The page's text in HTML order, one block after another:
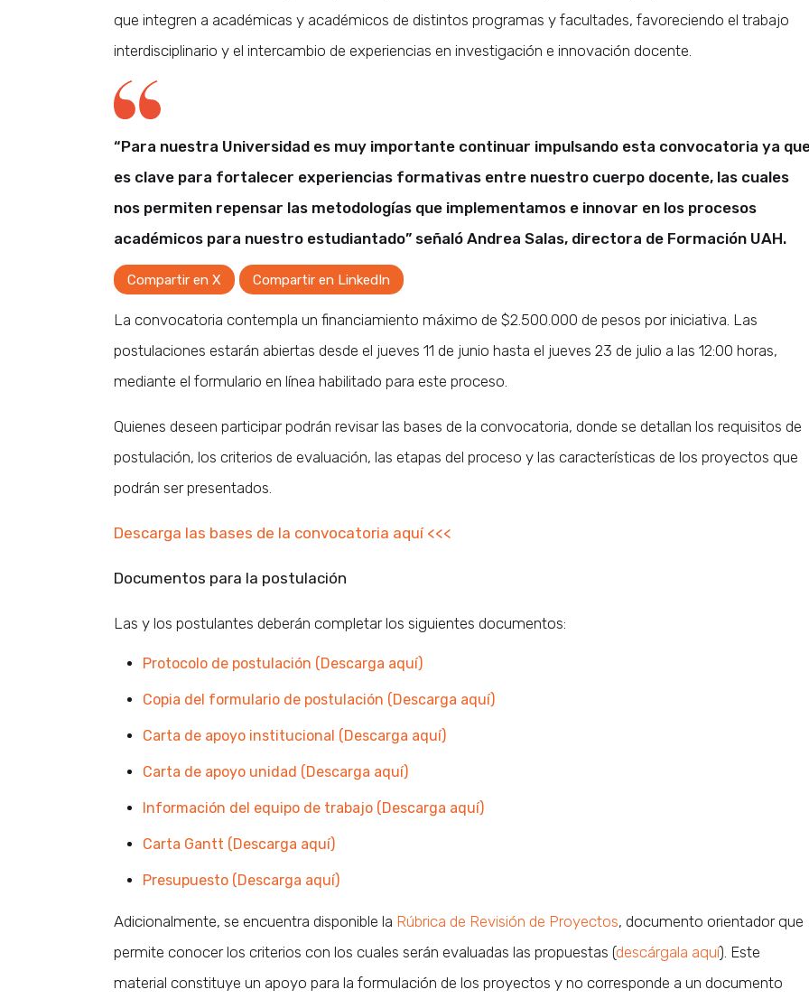
que integren a académicas y académicos de distintos programas y facultades, favoreciendo el trabajo
interdisciplinario y el intercambio de experiencias en investigación e innovación docente.
“Para nuestra Universidad es muy importante continuar impulsando esta convocatoria ya
es clave para fortalecer experiencias formativas entre nuestro cuerpo docente, las cuales
nos permiten repensar las metodologías que implementamos e innovar en los procesos
académicos para nuestro estudiantado” señaló Andrea Salas, directora de Formación UAH.
Compartir en X Compartir en LinkedIn
La convocatoria contempla un financiamiento máximo de $2.500.000 de pesos por iniciativa. Las
postulaciones estarán abiertas desde el jueves 11 de junio hasta el jueves 23 de julio a las 12:00 horas,
mediante el formulario en línea habilitado para este proceso.
Quienes deseen participar podrán revisar las bases de la convocatoria, donde se detallan los requisitos de
postulación, los criterios de evaluación, las etapas del proceso y las características de los proyectos que
podrán ser presentados.
Descarga las bases de la convocatoria aquí <<<
Documentos para la postulación
Las y los postulantes deberán completar los siguientes documentos:
Protocolo de postulación (Descarga aquí)
Copia del formulario de postulación (Descarga aquí)
Carta de apoyo institucional (Descarga aquí)
Carta de apoyo unidad (Descarga aquí)
Información del equipo de trabajo (Descarga aquí)
Carta Gantt (Descarga aquí)
Presupuesto (Descarga aquí)
Adicionalmente, se encuentra disponible la Rúbrica de Revisión de Proyectos, documento orientador que
permite conocer los criterios con los cuales serán evaluadas las propuestas (descárgala aquí). Este
material constituye un apoyo para la formulación de los proyectos y no corresponde a un documento